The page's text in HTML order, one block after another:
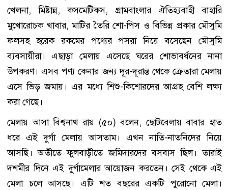
খেলনা, মিষ্টান্ন, কসমেটিকস, গ্রামবাংলার ঐতিহ্যবাহী বাহারি
মুখোরোচক খাবার, মাটির তৈরি শো-পিস ও বিভিন্ন প্রকার মৌসুমি
ফলসহ হরেক রকমের পণ্যের পসরা নিয়ে বসেছেন মৌসুমি
ব্যবসায়ীরা। এছাড়া মেলায় এসেছে ঘরের শোভাবর্ধনের নানা
উপকরণ। এসব পণ্য কেনার জন্য দূর-দূরান্ত থেকে ক্রেতারা মেলায়
এসে ভিড় জমায়। এর মধ্যে শিশু-কিশোরদের আগ্রহ বেশি লক্ষ্য
করা গেছে।
মেলায় আসা বিশ্বনাথ রায় (৫০) বলেন, ছোটবেলায় বাবার হাত
ধরে এই দুর্গা মেলায় আসতাম। এখন নাতি-নাতনিদের নিয়ে
আসছি। অতীতে ফুলবাড়ীতে জমিদারদের বসবাস ছিল। তারাই
দশমীর দিনে এই দুর্গামেলার আয়োজন করতেন। সেই থেকে এই
মেলা চলে আসছে। এটি শত বছরের একটি পুরোনো মেলা।